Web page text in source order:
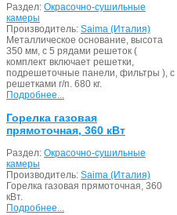
Раздел: Окрасочно-сушильные
камеры
Производитель: Saima (Италия)
Металлическое основание, высота
350 мм, с 5 рядами решеток (
комплект включает решетки,
подрешеточные панели, фильтры ), с
решетками г/п. 680 кг.
Подробнее...
Горелка газовая
прямоточная, 360 кВт
Раздел: Окрасочно-сушильные
камеры
Производитель: Saima (Италия)
Горелка газовая прямоточная, 360
кВт.
Подробнее...